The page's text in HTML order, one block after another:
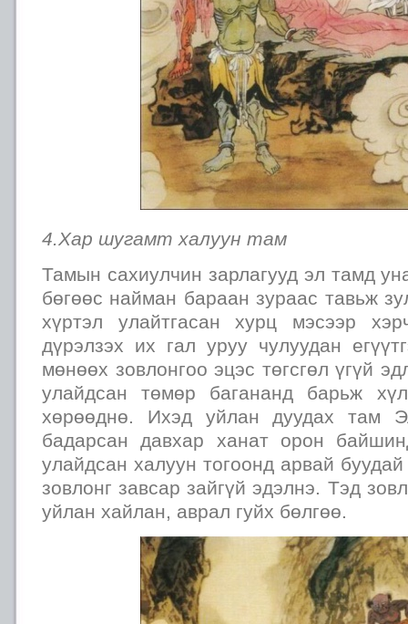
4.Хар шугамт халуун там
Тамын сахиулчин зарлагууд эл тамд
бөгөөс найман бараан зураас тавьж
хүртэл улайтгасан хурц мэсээр
дүрэлзэх их гал уруу чулуудан
мөнөөх зовлонгоо эцэс төгсгөл үгүй
улайдсан төмөр багананд барьж
хөрөөднө. Ихэд уйлан дуудах там
бадарсан давхар ханат орон
улайдсан халуун тогоонд арвай
зовлонг завсар зайгүй эдэлнэ. Тэд
уйлан хайлан, аврал гуйх бөлгөө.